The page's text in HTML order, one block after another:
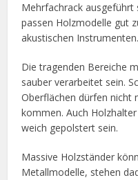
Mehrfachrack ausgeführt
passen Holzmodelle gut
akustischen Instrumenten.
Die tragenden Bereiche
sauber verarbeitet sein.
Oberflächen dürfen nicht
kommen. Auch
weich gepolstert sein.
Massive Holzständer
Metallmodelle, stehen